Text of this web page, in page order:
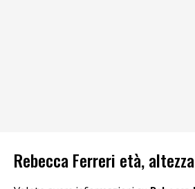
Rebecca Ferreri età,